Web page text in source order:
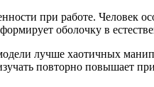
при работе. Человек
оболочку в
лучше хаотичных
повторно повышает